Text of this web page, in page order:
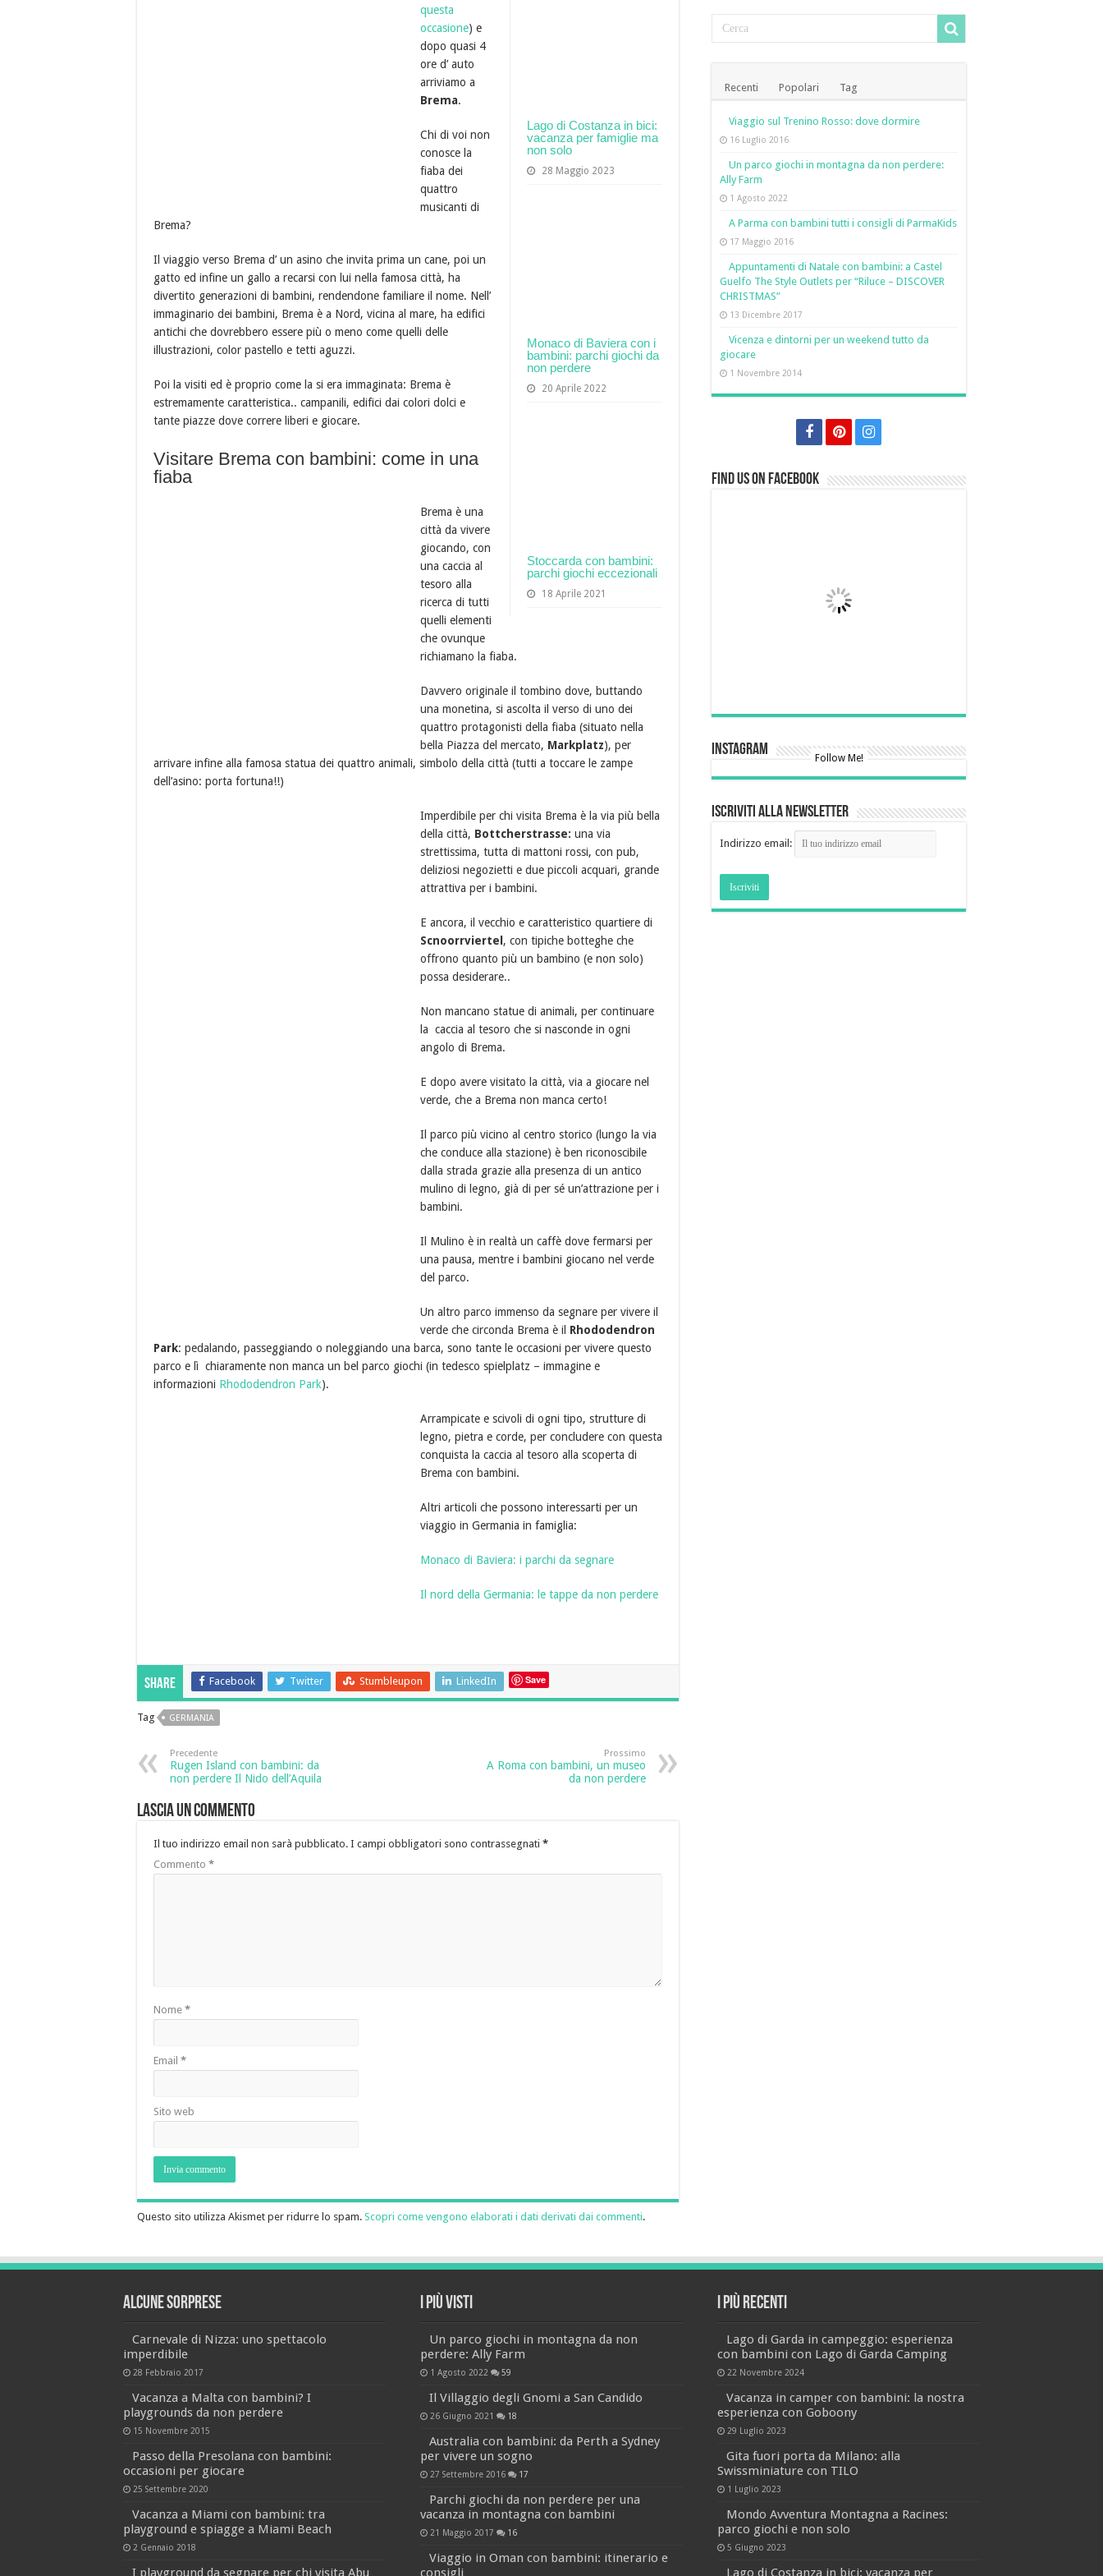
Lago di Costanza in bici:
vacanza per famiglie ma
non solo
28 Maggio 2023
Monaco di Baviera con i
bambini: parchi giochi da
non perdere
20 Aprile 2022
Stoccarda con bambini:
parchi giochi eccezionali
18 Aprile 2021
questa
occasione) e
dopo quasi 4
ore d’ auto
arriviamo a
Brema.
Chi di voi non
conosce la
fiaba dei
quattro
musicanti di
Brema?
Il viaggio verso Brema d’ un asino che invita prima un cane, poi un
gatto ed infine un gallo a recarsi con lui nella famosa città, ha
divertito generazioni di bambini, rendendone familiare il nome. Nell’
immaginario dei bambini, Brema è a Nord, vicina al mare, ha edifici
antichi che dovrebbero essere più o meno come quelli delle
illustrazioni, color pastello e tetti aguzzi.
Poi la visiti ed è proprio come la si era immaginata: Brema è
estremamente caratteristica.. campanili, edifici dai colori dolci e
tante piazze dove correre liberi e giocare.
Visitare Brema con bambini: come in una
fiaba
Brema è una
città da vivere
giocando, con
una caccia al
tesoro alla
ricerca di tutti
quelli elementi
che ovunque
richiamano la fiaba.
Davvero originale il tombino dove, buttando
una monetina, si ascolta il verso di uno dei
quattro protagonisti della fiaba (situato nella
bella Piazza del mercato, Markplatz), per
arrivare infine alla famosa statua dei quattro animali, simbolo della città (tutti a toccare le zampe
dell’asino: porta fortuna!!)
Imperdibile per chi visita Brema è la via più bella
della città, Bottcherstrasse: una via
strettissima, tutta di mattoni rossi, con pub,
deliziosi negozietti e due piccoli acquari, grande
attrattiva per i bambini.
E ancora, il vecchio e caratteristico quartiere di
Scnoorrviertel , con tipiche botteghe che
offrono quanto più un bambino (e non solo)
possa desiderare..
Non mancano statue di animali, per continuare
la caccia al tesoro che si nasconde in ogni
angolo di Brema.
E dopo avere visitato la città, via a giocare nel
verde, che a Brema non manca certo!
Il parco più vicino al centro storico (lungo la via
che conduce alla stazione) è ben riconoscibile
dalla strada grazie alla presenza di un antico
mulino di legno, già di per sé un’attrazione per i
bambini.
Il Mulino è in realtà un caffè dove fermarsi per
una pausa, mentre i bambini giocano nel verde
del parco.
Un altro parco immenso da segnare per vivere il
verde che circonda Brema è il Rhododendron
Park: pedalando, passeggiando o noleggiando una barca, sono tante le occasioni per vivere questo
parco e lì chiaramente non manca un bel parco giochi (in tedesco spielplatz – immagine e
informazioni Rhododendron Park).
Arrampicate e scivoli di ogni tipo, strutture di
legno, pietra e corde, per concludere con questa
conquista la caccia al tesoro alla scoperta di
Brema con bambini.
Altri articoli che possono interessarti per un
viaggio in Germania in famiglia:
Monaco di Baviera: i parchi da segnare
Il nord della Germania: le tappe da non perdere
Share Facebook Twitter Stumbleupon LinkedIn Save
Tag GERMANIA
Precedente
Rugen Island con bambini: da
non perdere Il Nido dell’Aquila
Prossimo
A Roma con bambini, un museo
da non perdere
Lascia un commento
Il tuo indirizzo email non sarà pubblicato. I campi obbligatori sono contrassegnati *
Commento *
Nome *
Email *
Sito web
Questo sito utilizza Akismet per ridurre lo spam. Scopri come vengono elaborati i dati derivati dai commenti.
Recenti Popolari Tag
Viaggio sul Trenino Rosso: dove dormire
16 Luglio 2016
Un parco giochi in montagna da non perdere:
Ally Farm
1 Agosto 2022
A Parma con bambini tutti i consigli di ParmaKids
17 Maggio 2016
Appuntamenti di Natale con bambini: a Castel
Guelfo The Style Outlets per “Riluce – DISCOVER
CHRISTMAS”
13 Dicembre 2017
Vicenza e dintorni per un weekend tutto da
giocare
1 Novembre 2014
Find us on Facebook
Instagram Follow Me!
Iscriviti alla newsletter
Indirizzo email:
Alcune sorprese
Carnevale di Nizza: uno spettacolo
imperdibile
28 Febbraio 2017
Vacanza a Malta con bambini? I
playgrounds da non perdere
15 Novembre 2015
Passo della Presolana con bambini:
occasioni per giocare
25 Settembre 2020
Vacanza a Miami con bambini: tra
playground e spiagge a Miami Beach
2 Gennaio 2018
I playground da segnare per chi visita Abu
I più visti
Un parco giochi in montagna da non
perdere: Ally Farm
1 Agosto 2022 59
Il Villaggio degli Gnomi a San Candido
26 Giugno 2021 18
Australia con bambini: da Perth a Sydney
per vivere un sogno
27 Settembre 2016 17
Parchi giochi da non perdere per una
vacanza in montagna con bambini
21 Maggio 2017 16
Viaggio in Oman con bambini: itinerario e
consigli
I più recenti
Lago di Garda in campeggio: esperienza
con bambini con Lago di Garda Camping
22 Novembre 2024
Vacanza in camper con bambini: la nostra
esperienza con Goboony
29 Luglio 2023
Gita fuori porta da Milano: alla
Swissminiature con TILO
1 Luglio 2023
Mondo Avventura Montagna a Racines:
parco giochi e non solo
5 Giugno 2023
Lago di Costanza in bici: vacanza per